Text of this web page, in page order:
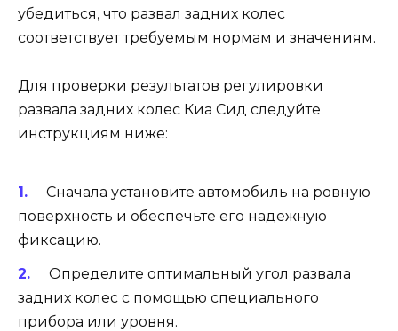
убедиться, что развал задних колес
соответствует требуемым нормам и значениям.
Для проверки результатов регулировки
развала задних колес Киа Сид следуйте
инструкциям ниже:
Сначала установите автомобиль на ровную
поверхность и обеспечьте его надежную
фиксацию.
Определите оптимальный угол развала
задних колес с помощью специального
прибора или уровня.